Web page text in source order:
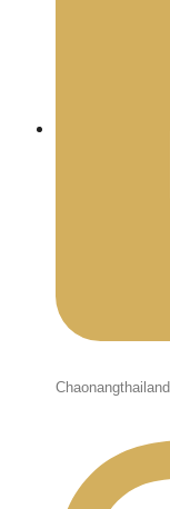
Chaonangthailand